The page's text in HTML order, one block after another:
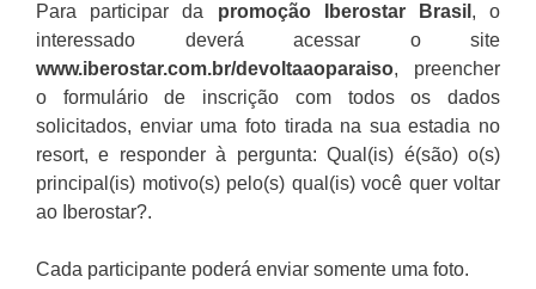
Para participar da promoção Iberostar Brasil , o
interessado deverá acessar o site
www.iberostar.com.br/devoltaaoparaiso, preencher
o formulário de inscrição com todos os dados
solicitados, enviar uma foto tirada na sua estadia no
resort, e responder à pergunta: Qual(is) é(são) o(s)
principal(is) motivo(s) pelo(s) qual(is) você quer voltar
ao Iberostar?.
Cada participante poderá enviar somente uma foto.